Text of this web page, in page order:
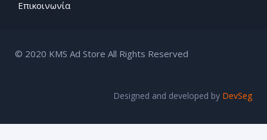
Επικοινωνία
© 2020 KMS Ad Store All Rights Reserved
Designed and developed by DevSeg